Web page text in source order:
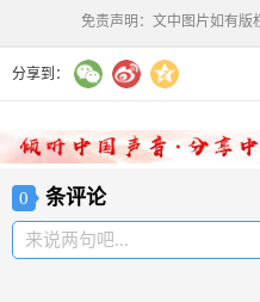
免责声明：文中图片如有版
分享到：
0 条评论
来说两句吧...